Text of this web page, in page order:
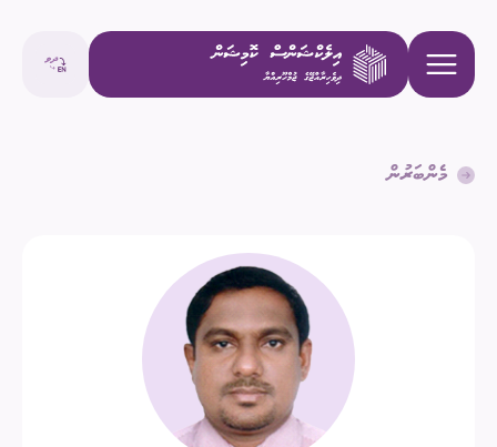
މެންބަރުން